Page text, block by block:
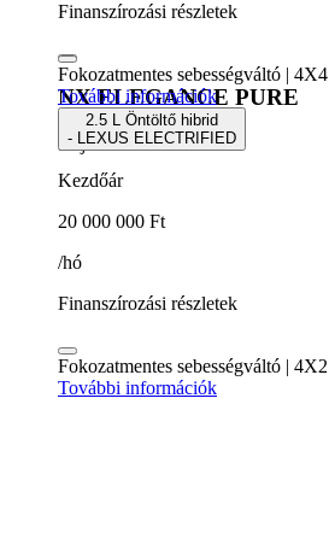
NX ELEGANCE PURE
5 ajtós SUV
Finanszírozási részletek
Fokozatmentes sebességváltó | 4X4
További információk
2.5 L Öntöltő hibrid
- LEXUS ELECTRIFIED
Kezdőár
20 000 000 Ft
/hó
Finanszírozási részletek
Fokozatmentes sebességváltó | 4X2
További információk